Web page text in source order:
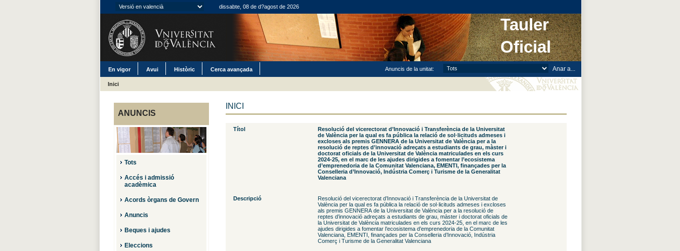
dissabte, 08 de d?agost de 2026
Tauler
Oficial
En vigor Avui Històric Cerca avançada Anuncis de la unitat:
Inici
ANUNCIS
Tots
Accés i admissió
acadèmica
Acords òrgans de Govern
Anuncis
Beques i ajudes
Eleccions
INICI
Títol
Resolució del vicerectorat d’Innovació i Transferència de la Universitat
de València per la qual es fa pública la relació de sol·licituds admeses i
excloses als premis GENNERA de la Universitat de València per a la
resolució de reptes d’innovació adreçats a estudiants de grau, màster i
doctorat oficials de la Universitat de València matriculades en els curs
2024-25, en el marc de les ajudes dirigides a fomentar l’ecosistema
d’emprenedoria de la Comunitat Valenciana, EMENTI, finançades per la
Conselleria d’Innovació, Indústria Comerç i Turisme de la Generalitat
Valenciana
Descripció
Resolució del vicerectorat d’Innovació i Transferència de la Universitat de
València per la qual es fa pública la relació de sol·licituds admeses i excloses
als premis GENNERA de la Universitat de València per a la resolució de
reptes d’innovació adreçats a estudiants de grau, màster i doctorat oficials de
la Universitat de València matriculades en els curs 2024-25, en el marc de les
ajudes dirigides a fomentar l’ecosistema d’emprenedoria de la Comunitat
Valenciana, EMENTI, finançades per la Conselleria d’Innovació, Indústria
Comerç i Turisme de la Generalitat Valenciana